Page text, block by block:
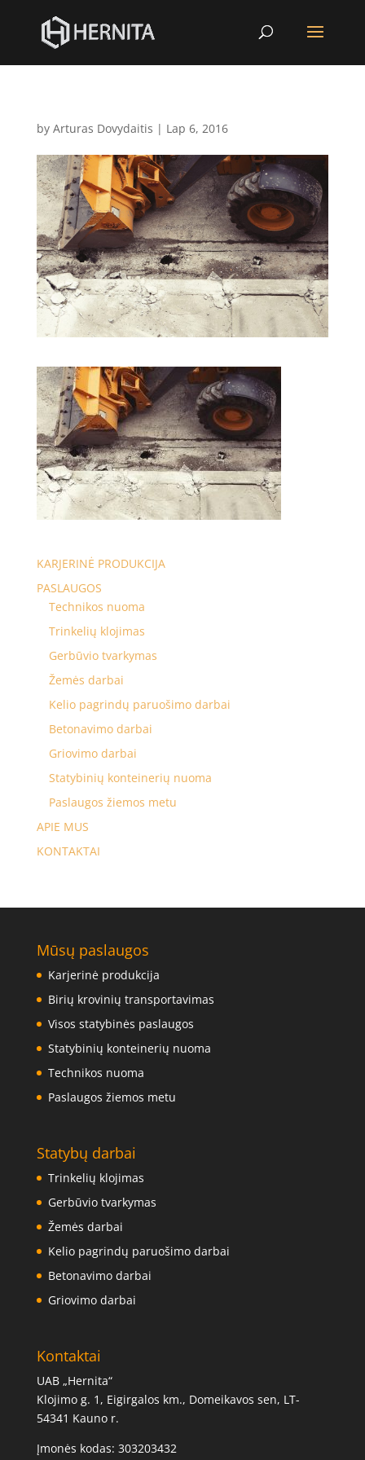
by Arturas Dovydaitis | Lap 6, 2016
KARJERINĖ PRODUKCIJA
PASLAUGOS
Technikos nuoma
Trinkelių klojimas
Gerbūvio tvarkymas
Žemės darbai
Kelio pagrindų paruošimo darbai
Betonavimo darbai
Griovimo darbai
Statybinių konteinerių nuoma
Paslaugos žiemos metu
APIE MUS
KONTAKTAI
Mūsų paslaugos
Karjerinė produkcija
Birių krovinių transportavimas
Visos statybinės paslaugos
Statybinių konteinerių nuoma
Technikos nuoma
Paslaugos žiemos metu
Statybų darbai
Trinkelių klojimas
Gerbūvio tvarkymas
Žemės darbai
Kelio pagrindų paruošimo darbai
Betonavimo darbai
Griovimo darbai
Kontaktai
UAB „Hernita“
Klojimo g. 1, Eigirgalos km., Domeikavos sen, LT-
54341 Kauno r.
Įmonės kodas: 303203432